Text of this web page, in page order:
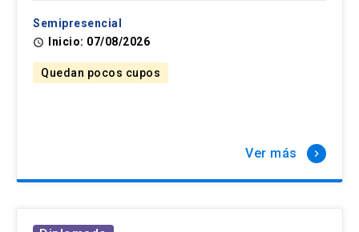
Semipresencial
access_time Inicio: 07/08/2026
Quedan pocos cupos
Ver más keyboard_arrow_right